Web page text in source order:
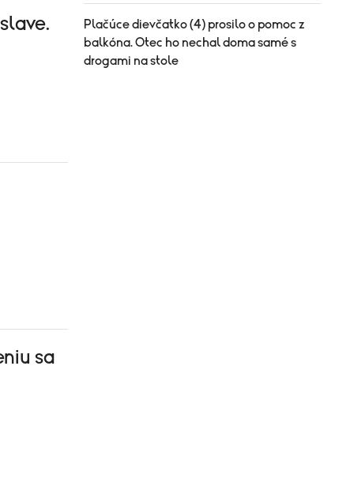
sa
Plačúce dievčatko (4) prosilo o pomoc z
balkóna. Otec ho nechal doma samé s
drogami na stole